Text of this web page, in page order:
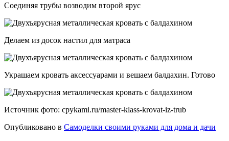
Соединяя трубы возводим второй ярус
Делаем из досок настил для матраса
Украшаем кровать аксессуарами и вешаем балдахин. Готово
Источник фото: cpykami.ru/master-klass-krovat-iz-trub
Опубликовано в Самоделки своими руками для дома и дачи